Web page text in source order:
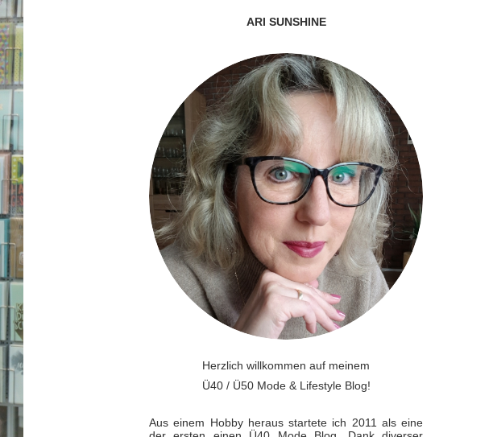
ARI SUNSHINE
Herzlich willkommen auf meinem
Ü40 / Ü50 Mode & Lifestyle Blog!
Aus einem Hobby heraus startete ich 2011 als eine